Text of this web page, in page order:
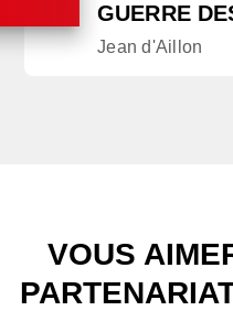
GUERRE
Jean d'Aillon
VOUS